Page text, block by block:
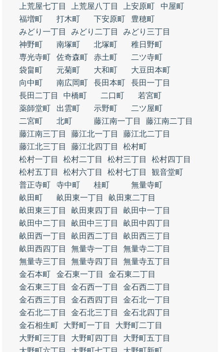
上荒屋七丁目
上荒屋八丁目 上安原町
中屋町
福増町
打木町 下安原町
豊穂町
みどり一丁目
みどり二丁目
みどり三丁目
神野町
南塚町 北塚町
稚日野町
専光寺町
佐奇森町 赤土町
二ツ寺町
袋畠町
元菊町 大和町
大豆田本町
向中町
南広岡町 長田本町
長田一丁目
長田二丁目
中橋町 二口町
若宮町
薬師堂町
出雲町 示野町
二ツ屋町
二宮町
北町 藤江南一丁目
藤江南二丁目
藤江南三丁目
藤江北一丁目
藤江北二丁目
藤江北三丁目
藤江北四丁目
松村町
松村一丁目
松村二丁目 松村三丁目
松村四丁目
松村五丁目
松村六丁目 松村七丁目
観音堂町
普正寺町
寺中町 桂町
無量寺町
畝田町
畝田東一丁目
畝田東二丁目
畝田東三丁目
畝田東四丁目
畝田中一丁目
畝田中二丁目
畝田中三丁目
畝田中四丁目
畝田西一丁目
畝田西二丁目
畝田西三丁目
畝田西四丁目
無量寺一丁目
無量寺二丁目
無量寺三丁目
無量寺四丁目
無量寺五丁目
金石本町
金石東一丁目
金石東二丁目
金石東三丁目
金石西一丁目
金石西二丁目
金石西三丁目
金石西四丁目
金石北一丁目
金石北二丁目
金石北三丁目
金石北四丁目
金石相生町
大野町一丁目
大野町二丁目
大野町三丁目
大野町四丁目
大野町五丁目